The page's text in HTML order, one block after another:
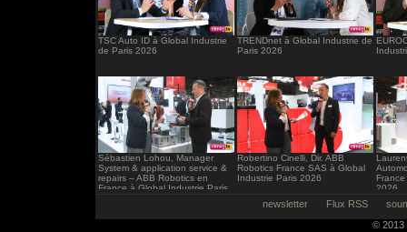
TSC Auto ID à Global Industrie
de Paris 2026
TRENDnet à Global Industrie de
Paris 2026
Sébastien Lohou, Manager
System & application service &
repairs – ABB Robotics en
France à Global Industrie Paris
Robertino Cinelli, Dir. ABB
Robotics France SAS à Global
Industrie Paris 2026
2026
newsletter Flux RSS
© 2013